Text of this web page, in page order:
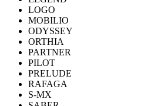
LOGO
MOBILIO
ODYSSEY
ORTHIA
PARTNER
PILOT
PRELUDE
RAFAGA
S-MX